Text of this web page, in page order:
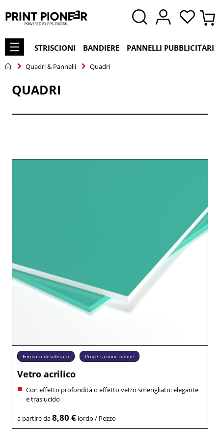
STRISCIONI BANDIERE PANNELLI PUBBLICITARI
Quadri & Pannelli Quadri
QUADRI
Formato desiderato Progettazione online
Vetro acrilico
Con effetto profondità o effetto vetro smerigliato: elegante
e traslucido
a partire da8,80 €lordo / Pezzo